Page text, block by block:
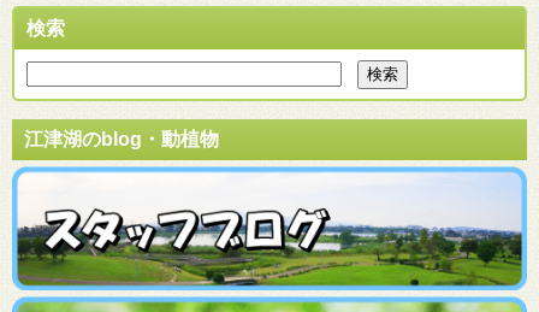
検索
江津湖のblog・動植物